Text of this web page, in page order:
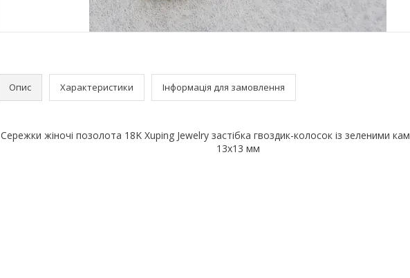
Опис Характеристики Інформація для замовлення
Сережки жіночі позолота 18K Xuping Jewelry застібка гвоздик-колосок із зеленими
13х13 мм